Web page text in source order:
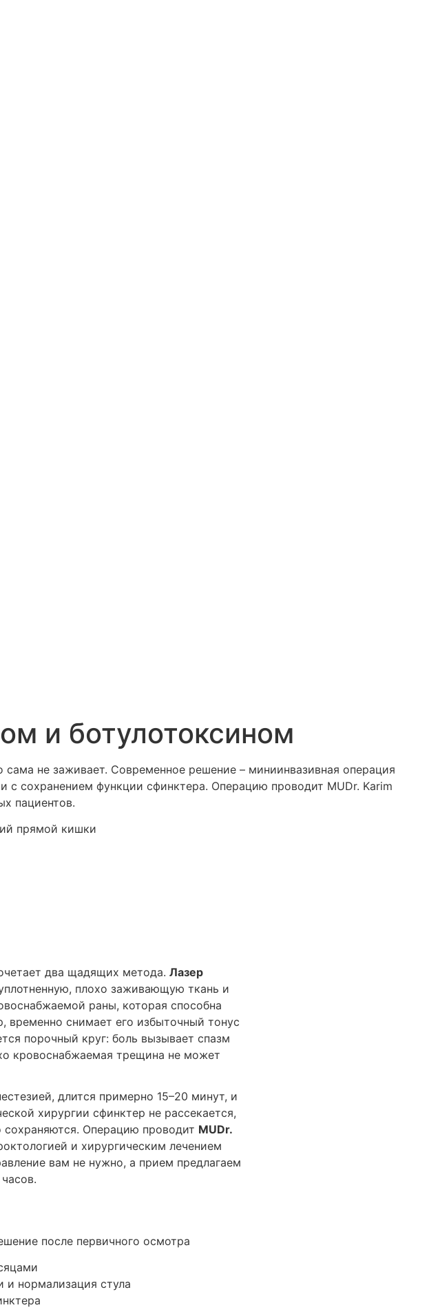
и ботулотоксином
не заживает. Современное решение – миниинвазивная операция
с сохранением функции сфинктера. Операцию проводит MUDr. Karim
пациентов.
прямой кишки
два щадящих метода. Лазер
плохо заживающую ткань и
раны, которая способна
временно снимает его избыточный тонус
порочный круг: боль вызывает спазм
кровоснабжаемая трещина не может
длится примерно 15–20 минут, и
хирургии сфинктер не рассекается,
Операцию проводит MUDr.
и хирургическим лечением
вам не нужно, а прием предлагаем
после первичного осмотра
и нормализация стула